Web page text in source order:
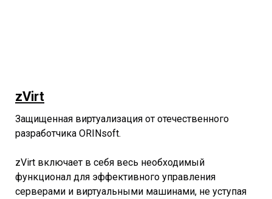
zVirt
Защищенная виртуализация от отечественного
разработчика ORINsoft.
zVirt включает в себя весь необходимый
функционал для эффективного управления
серверами и виртуальными машинами, не уступая